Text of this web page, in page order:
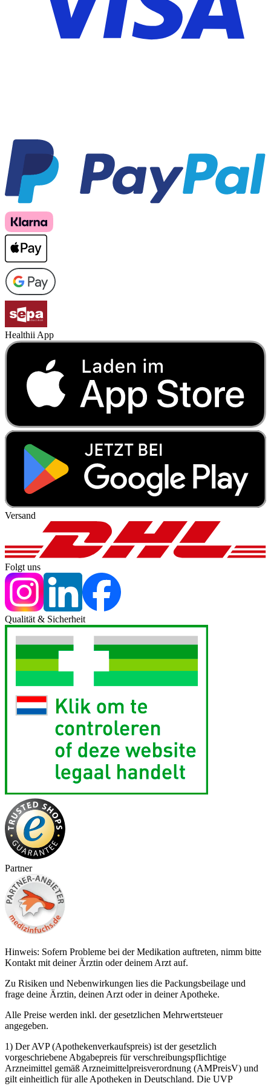
Healthii App
Versand
Folgt uns
Qualität & Sicherheit
Partner
Hinweis: Sofern Probleme bei der Medikation auftreten, nimm bitte
Kontakt mit deiner Ärztin oder deinem Arzt auf.
Zu Risiken und Nebenwirkungen lies die Packungsbeilage und
frage deine Ärztin, deinen Arzt oder in deiner Apotheke.
Alle Preise werden inkl. der gesetzlichen Mehrwertsteuer
angegeben.
1) Der AVP (Apothekenverkaufspreis) ist der gesetzlich
vorgeschriebene Abgabepreis für verschreibungspflichtige
Arzneimittel gemäß Arzneimittelpreisverordnung (AMPreisV) und
gilt einheitlich für alle Apotheken in Deutschland. Die UVP